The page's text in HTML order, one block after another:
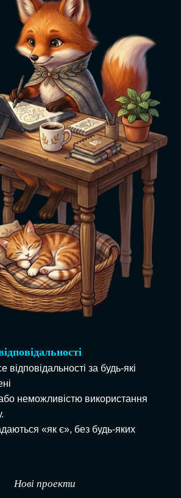
відповідальності за будь-які
неможливістю використання
«як є», без будь-яких
Нові проекти